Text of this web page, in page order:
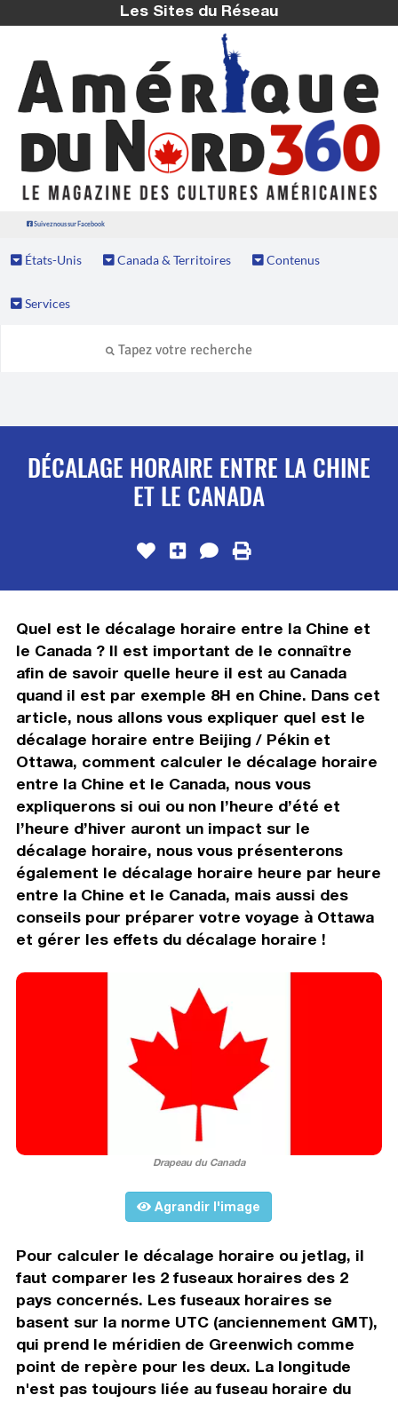
Les Sites du Réseau
Suivez nous sur Facebook
États-Unis Canada & Territoires Contenus
Services
DÉCALAGE HORAIRE ENTRE LA CHINE
ET LE CANADA
Quel est le décalage horaire entre la Chine et
le Canada ? Il est important de le connaître
afin de savoir quelle heure il est au Canada
quand il est par exemple 8H en Chine. Dans cet
article, nous allons vous expliquer quel est le
décalage horaire entre Beijing / Pékin et
Ottawa, comment calculer le décalage horaire
entre la Chine et le Canada, nous vous
expliquerons si oui ou non l’heure d’été et
l’heure d’hiver auront un impact sur le
décalage horaire, nous vous présenterons
également le décalage horaire heure par heure
entre la Chine et le Canada, mais aussi des
conseils pour préparer votre voyage à Ottawa
et gérer les effets du décalage horaire !
Drapeau du Canada
Agrandir l'image
Pour calculer le décalage horaire ou jetlag, il
faut comparer les 2 fuseaux horaires des 2
pays concernés. Les fuseaux horaires se
basent sur la norme UTC (anciennement GMT),
qui prend le méridien de Greenwich comme
point de repère pour les deux. La longitude
n'est pas toujours liée au fuseau horaire du